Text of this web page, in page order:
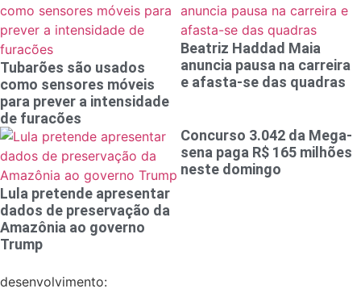
Tubarões são usados
como sensores móveis
para prever a intensidade
de furacões
Beatriz Haddad Maia
anuncia pausa na carreira
e afasta-se das quadras
Lula pretende apresentar
dados de preservação da
Amazônia ao governo
Trump
Concurso 3.042 da Mega-
sena paga R$ 165 milhões
neste domingo
desenvolvimento: